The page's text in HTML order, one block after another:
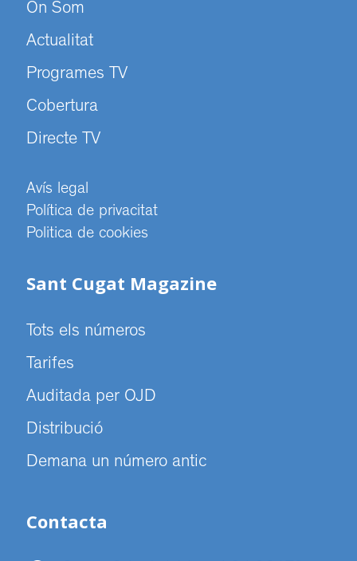
On Som
Actualitat
Programes TV
Cobertura
Directe TV
Avís legal
Política de privacitat
Politica de cookies
Sant Cugat Magazine
Tots els números
Tarifes
Auditada per OJD
Distribució
Demana un número antic
Contacta